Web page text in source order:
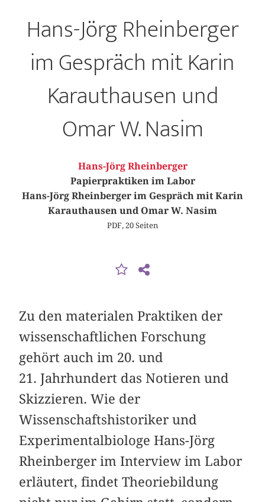
Hans-Jörg Rheinberger
im Gespräch mit Karin
Karauthausen und
Omar W. Nasim
Hans-Jörg Rheinberger
Papierpraktiken im Labor
Hans-Jörg Rheinberger im Gespräch mit Karin
Karauthausen und Omar W. Nasim
PDF, 20 Seiten
Zu den materialen Praktiken der
wissenschaftlichen Forschung
gehört auch im 20. und
21. Jahrhundert das Notieren und
Skizzieren. Wie der
Wissenschaftshistoriker und
Experimentalbiologe Hans-Jörg
Rheinberger im Interview im Labor
erläutert, findet Theoriebildung